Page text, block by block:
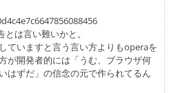
は言い難いかと。
ていますと言う言い方よりもoperaを
が開発者的には「うむ、ブラウザ何
はずだ」の信念の元で作られてるん